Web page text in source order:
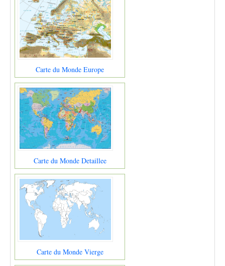
Carte du Monde Europe
Carte du Monde Detaillee
Carte du Monde Vierge